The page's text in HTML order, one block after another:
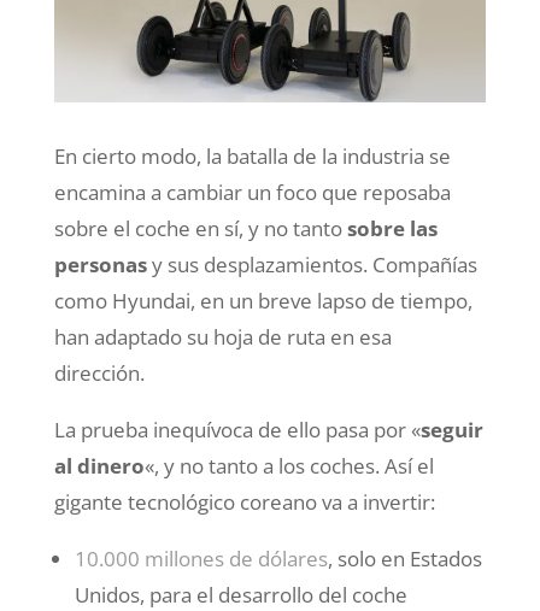
En cierto modo, la batalla de la industria se
encamina a cambiar un foco que reposaba
sobre el coche en sí, y no tantosobre las
personasy sus desplazamientos. Compañías
como Hyundai, en un breve lapso de tiempo,
han adaptado su hoja de ruta en esa
dirección.
La prueba inequívoca de ello pasa por «seguir
al dinero«, y no tanto a los coches. Así el
gigante tecnológico coreano va a invertir:
10.000 millones de dólares, solo en Estados
Unidos, para el desarrollo del coche